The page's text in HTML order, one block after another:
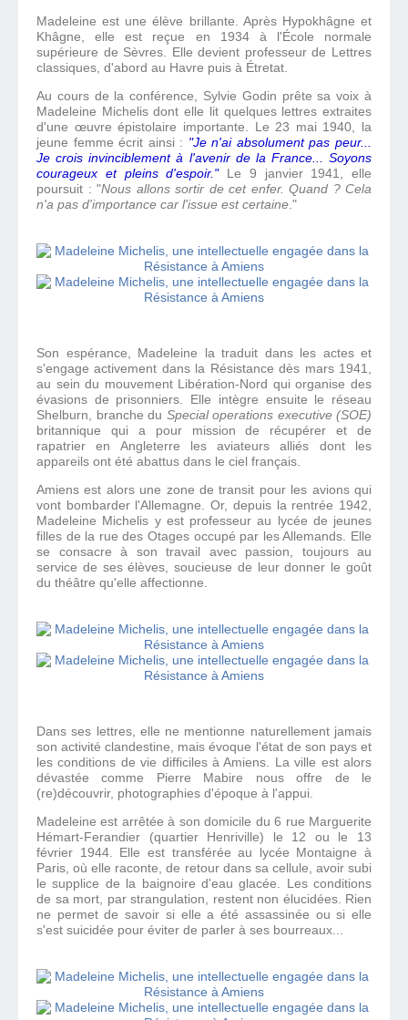
Madeleine est une élève brillante. Après Hypokhâgne et
Khâgne, elle est reçue en 1934 à l'École normale
supérieure de Sèvres. Elle devient professeur de Lettres
classiques, d'abord au Havre puis à Étretat.
Au cours de la conférence, Sylvie Godin prête sa voix à
Madeleine Michelis dont elle lit quelques lettres extraites
d'une œuvre épistolaire importante. Le 23 mai 1940, la
jeune femme écrit ainsi : "Je n'ai absolument pas peur...
Je crois invinciblement à l'avenir de la France... Soyons
courageux et pleins d'espoir."Le 9 janvier 1941, elle
poursuit : "Nous allons sortir de cet enfer. Quand ? Cela
n'a pas d'importance car l'issue est certaine."
Son espérance, Madeleine la traduit dans les actes et
s'engage activement dans la Résistance dès mars 1941,
au sein du mouvement Libération-Nord qui organise des
évasions de prisonniers. Elle intègre ensuite le réseau
Shelburn, branche du Special operations executive (SOE)
britannique qui a pour mission de récupérer et de
rapatrier en Angleterre les aviateurs alliés dont les
appareils ont été abattus dans le ciel français.
Amiens est alors une zone de transit pour les avions qui
vont bombarder l'Allemagne. Or, depuis la rentrée 1942,
Madeleine Michelis y est professeur au lycée de jeunes
filles de la rue des Otages occupé par les Allemands. Elle
se consacre à son travail avec passion, toujours au
service de ses élèves, soucieuse de leur donner le goût
du théâtre qu'elle affectionne.
Dans ses lettres, elle ne mentionne naturellement jamais
son activité clandestine, mais évoque l'état de son pays et
les conditions de vie difficiles à Amiens. La ville est alors
dévastée comme Pierre Mabire nous offre de le
(re)découvrir, photographies d'époque à l'appui.
Madeleine est arrêtée à son domicile du 6 rue Marguerite
Hémart-Ferandier (quartier Henriville) le 12 ou le 13
février 1944. Elle est transférée au lycée Montaigne à
Paris, où elle raconte, de retour dans sa cellule, avoir subi
le supplice de la baignoire d'eau glacée. Les conditions
de sa mort, par strangulation, restent non élucidées. Rien
ne permet de savoir si elle a été assassinée ou si elle
s'est suicidée pour éviter de parler à ses bourreaux...